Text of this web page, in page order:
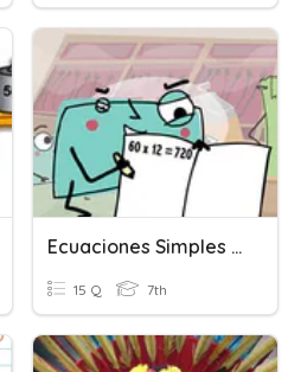
Ecuaciones Simples Y De Dos Pasos
15 Q 7th